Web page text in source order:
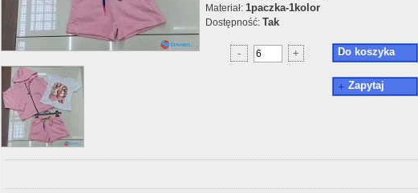
Materiał: 1paczka-1kolor
Dostępność: Tak
- + Do koszyka
Zapytaj